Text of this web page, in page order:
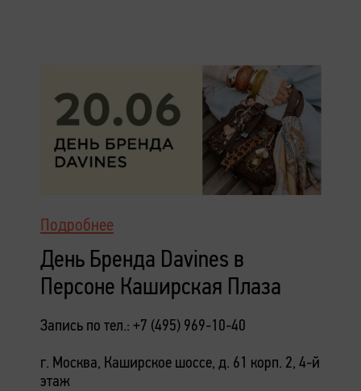
Подробнее
День Бренда Davines в
Персоне Каширская Плаза
Запись по тел.: +7 (495) 969-10-40
г. Москва, Каширское шоссе, д. 61 корп. 2, 4-й
этаж